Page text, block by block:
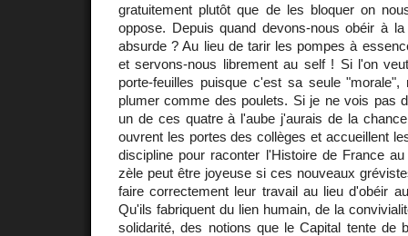
gratuitement plutôt que de les bloquer on
oppose. Depuis quand devons-nous obéir à
absurde ? Au lieu de tarir les pompes à
et servons-nous librement au self ! Si l'on
porte-feuilles puisque c'est sa seule
plumer comme des poulets. Si je ne vois pas
un de ces quatre à l'aube j'aurais de la
ouvrent les portes des collèges et accueillent
discipline pour raconter l'Histoire de France
zèle peut être joyeuse si ces nouveaux
faire correctement leur travail au lieu d'obéir
Qu'ils fabriquent du lien humain, de la
solidarité, des notions que le Capital tente de